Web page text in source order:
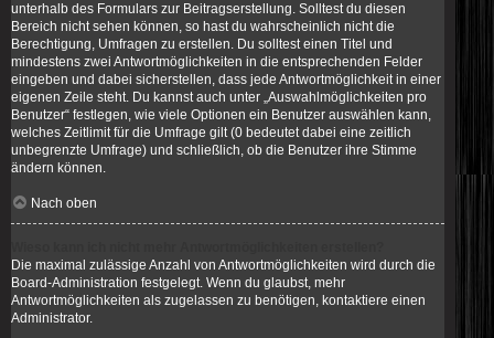
unterhalb des Formulars zur Beitragserstellung. Solltest du diesen
Bereich nicht sehen können, so hast du wahrscheinlich nicht die
Berechtigung, Umfragen zu erstellen. Du solltest einen Titel und
mindestens zwei Antwortmöglichkeiten in die entsprechenden Felder
eingeben und dabei sicherstellen, dass jede Antwortmöglichkeit in einer
eigenen Zeile steht. Du kannst auch unter „Auswahlmöglichkeiten pro
Benutzer“ festlegen, wie viele Optionen ein Benutzer auswählen kann,
welches Zeitlimit für die Umfrage gilt (0 bedeutet dabei eine zeitlich
unbegrenzte Umfrage) und schließlich, ob die Benutzer ihre Stimme
ändern können.
Nach oben
Die maximal zulässige Anzahl von Antwortmöglichkeiten wird durch die
Board-Administration festgelegt. Wenn du glaubst, mehr
Antwortmöglichkeiten als zugelassen zu benötigen, kontaktiere einen
Administrator.